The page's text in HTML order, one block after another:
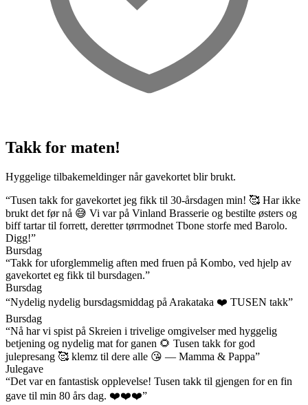
Takk for maten!
Hyggelige tilbakemeldinger når gavekortet blir brukt.
“Tusen takk for gavekortet jeg fikk til 30-årsdagen min! 🥰 Har ikke
brukt det før nå 😅 Vi var på Vinland Brasserie og bestilte østers og
biff tartar til forrett, deretter tørrmodnet Tbone storfe med Barolo.
Digg!”
Bursdag
“Takk for uforglemmelig aften med fruen på Kombo, ved hjelp av
gavekortet eg fikk til bursdagen.”
Bursdag
“Nydelig nydelig bursdagsmiddag på Arakataka ❤️ TUSEN takk”
Bursdag
“Nå har vi spist på Skreien i trivelige omgivelser med hyggelig
betjening og nydelig mat for ganen 🌻 Tusen takk for god
julepresang 🥰 klemz til dere alle 😘 — Mamma & Pappa”
Julegave
“Det var en fantastisk opplevelse! Tusen takk til gjengen for en fin
gave til min 80 års dag. ❤️❤️❤️”